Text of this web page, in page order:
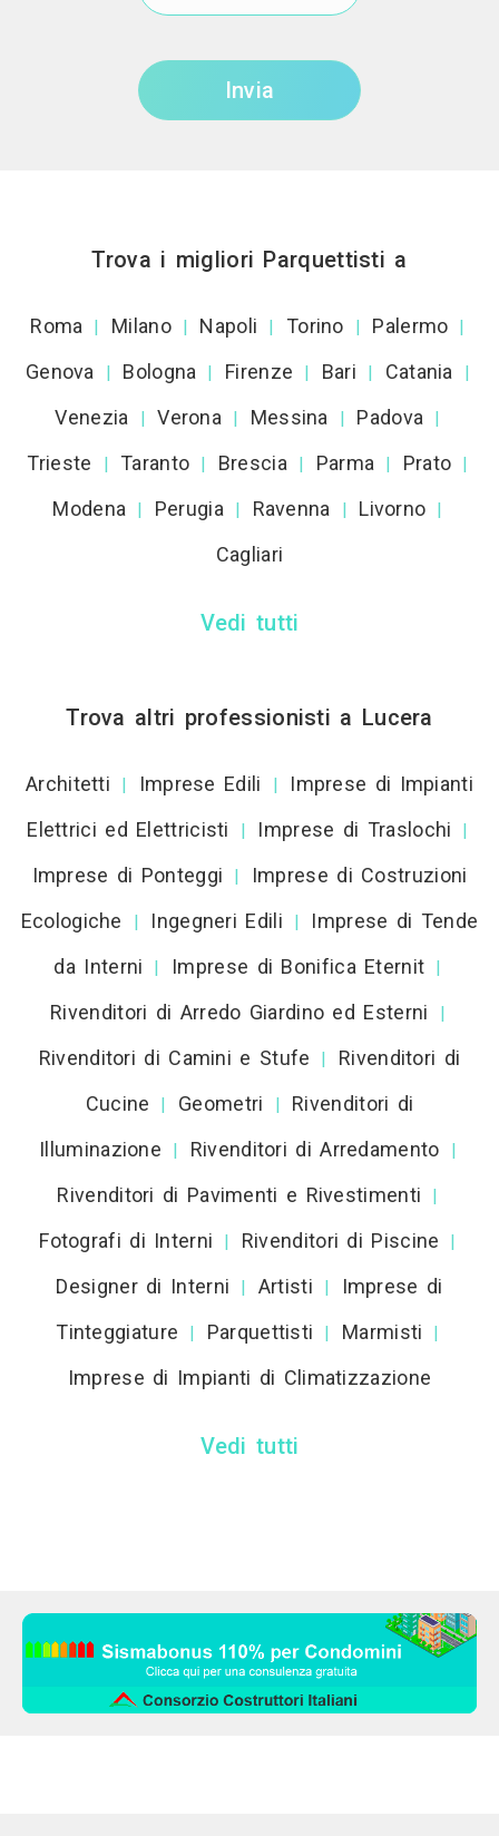
Invia
Trova i migliori Parquettisti a
Roma | Milano | Napoli | Torino | Palermo |
Genova | Bologna | Firenze | Bari | Catania |
Venezia | Verona | Messina | Padova |
Trieste | Taranto | Brescia | Parma | Prato |
Modena | Perugia | Ravenna | Livorno |
Cagliari
Vedi tutti
Trova altri professionisti a Lucera
Architetti | Imprese Edili |
Imprese di Impianti
Elettrici ed Elettricisti
| Imprese di Traslochi |
Imprese di Ponteggi |
Imprese di Costruzioni
Ecologiche
| Ingegneri Edili |
Imprese di Tende
da Interni
| Imprese di Bonifica Eternit |
Rivenditori di Arredo Giardino ed Esterni |
Rivenditori di Camini e Stufe |
Rivenditori di
Cucine
| Geometri |
Rivenditori di
Illuminazione
| Rivenditori di Arredamento |
Rivenditori di Pavimenti e Rivestimenti |
Fotografi di Interni | Rivenditori di Piscine |
Designer di Interni | Artisti |
Imprese di
Tinteggiature
| Parquettisti | Marmisti |
Imprese di Impianti di Climatizzazione
Vedi tutti